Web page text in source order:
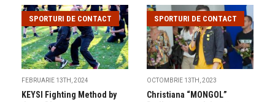
SPORTURI DE CONTACT
FEBRUARIE 13TH, 2024
KEYSI Fighting Method by
SPORTURI DE CONTACT
OCTOMBRIE 13TH, 2023
Christiana “MONGOL”